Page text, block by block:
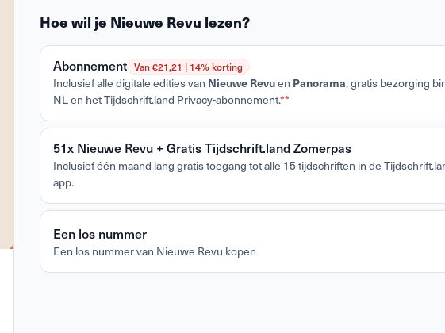
Hoe wil je Nieuwe Revu lezen?
Van €21,21| 14% korting
Abonnement
Inclusief alle digitale edities van Nieuwe Revuen Panorama, gratis bezorging
NL en het Tijdschrift.land Privacy-abonnement.**
51x Nieuwe Revu + Gratis Tijdschrift.land Zomerpas
Inclusief één maand lang gratis toegang tot alle 15 tijdschriften in de
app.
Een los nummer
Een los nummer van Nieuwe Revu kopen